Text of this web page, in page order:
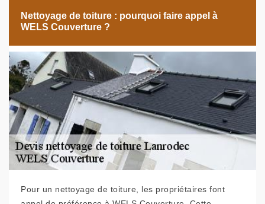
Nettoyage de toiture : pourquoi faire appel à
WELS Couverture ?
Pour un nettoyage de toiture, les propriétaires font